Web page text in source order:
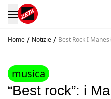
Home / Notizie / Best Rock I
musica
“Best rock”: i